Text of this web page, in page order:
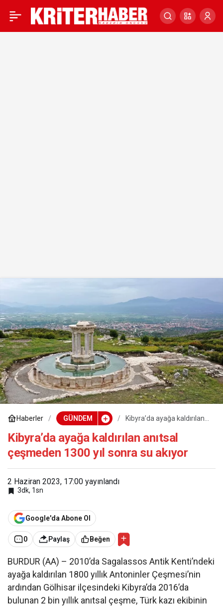
Haberler GÜNDEM
Kibyra’da ayağa kaldırılan
sonra su akıyor
Kibyra’da ayağa kaldırılan anıtsal
çeşmeden 1300 yıl sonra su akıyor
2 Haziran 2023, 17:00 yayınlandı
3dk, 1sn
Google'da Abone Ol
0 Paylaş Beğen
BURDUR (AA) – 2010’da Sagalassos Antik Kenti’ndeki
ayağa kaldırılan 1800 yıllık Antoninler Çeşmesi’nin
ardından Gölhisar ilçesindeki Kibyra’da 2016’da
bulunan 2 bin yıllık anıtsal çeşme, Türk kazı ekibinin
Kibyra’da ayağa kaldırılan 0